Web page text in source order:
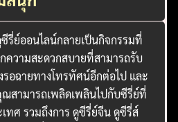
รี่ย์ออนไลน์กลายเป็นกิจกรรมที่
ความสะดวกสบายที่สามารถรับ
อฉายทางโทรทัศน์อีกต่อไป และ
ณสามารถเพลิดเพลินไปกับซีรี่ย์ที่
ทศ รวมถึงการ ดูซีรี่ย์จีน ดูซีรี่ส์